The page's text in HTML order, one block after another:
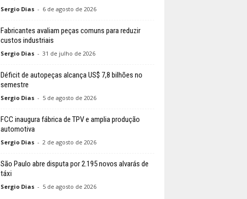
Sergio Dias - 6 de agosto de 2026
Fabricantes avaliam peças comuns para reduzir
custos industriais
Sergio Dias - 31 de julho de 2026
Déficit de autopeças alcança US$ 7,8 bilhões no
semestre
Sergio Dias - 5 de agosto de 2026
FCC inaugura fábrica de TPV e amplia produção
automotiva
Sergio Dias - 2 de agosto de 2026
São Paulo abre disputa por 2.195 novos alvarás de
táxi
Sergio Dias - 5 de agosto de 2026